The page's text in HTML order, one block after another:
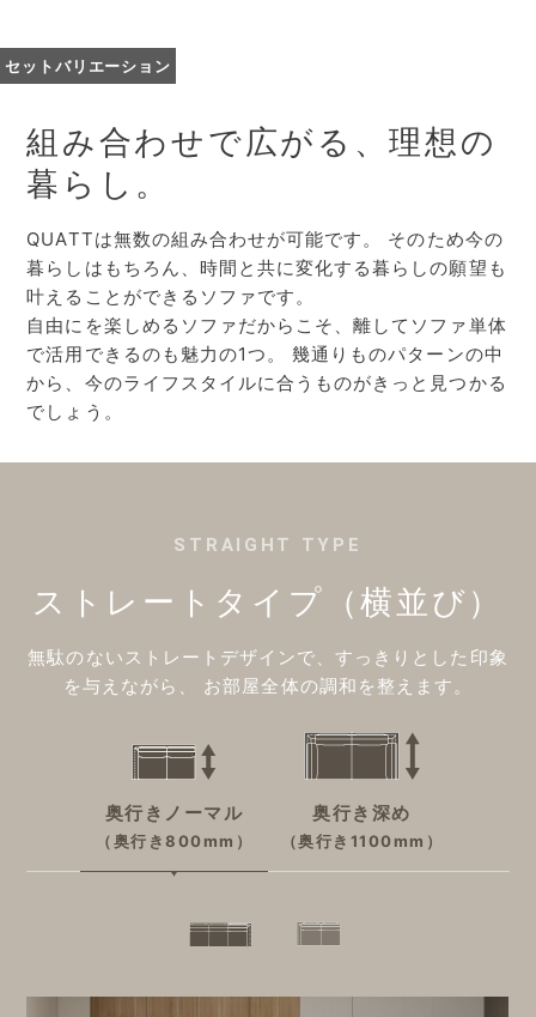
セットバリエーション
組み合わせで広がる、理想の
暮らし。
QUATTは無数の組み合わせが可能です。
そのため今の
暮らしはもちろん、時間と共に変化する暮らしの願望も
叶えることができるソファです。
自由にを楽しめるソファだからこそ、離してソファ単体
で活用できるのも魅力の1つ。
幾通りものパターンの中
から、今のライフスタイルに合うものがきっと見つかる
でしょう。
STRAIGHT TYPE
ストレートタイプ（横並び）
無駄のないストレートデザインで、すっきりとした印象
を与えながら、
お部屋全体の調和を整えます。
奥行きノーマル
（奥行き800mm）
奥行き深め
（奥行き1100mm）